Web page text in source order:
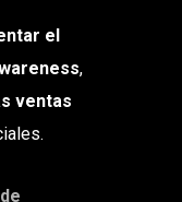
el
,
ventas